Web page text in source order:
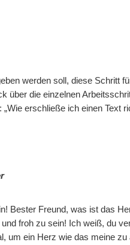
werden soll, diese Schritt
über die einzelnen
erschließe ich einen Text
Bester Freund, was ist das
froh zu sein! Ich weiß, du
um ein Herz wie das meine